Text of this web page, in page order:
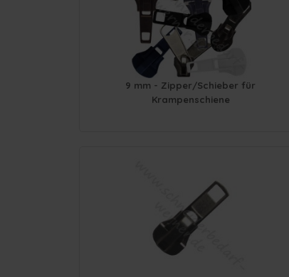
9 mm - Zipper/Schieber für
Krampenschiene